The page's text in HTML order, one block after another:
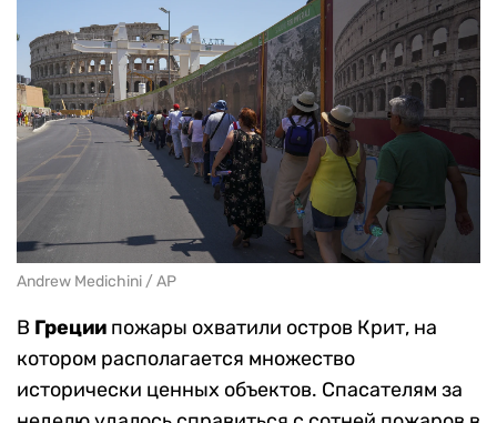
Andrew Medichini / AP
В Греции пожары охватили остров Крит, на
котором располагается множество
исторически ценных объектов. Спасателям за